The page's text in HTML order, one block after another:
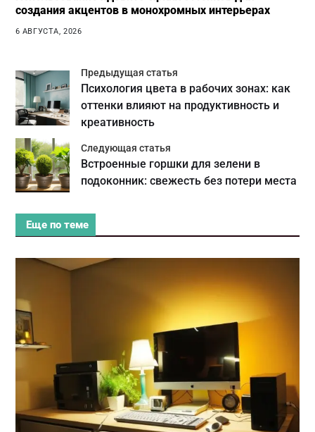
создания акцентов в монохромных интерьерах
6 АВГУСТА, 2026
Предыдущая статья
Психология цвета в рабочих зонах: как
оттенки влияют на продуктивность и
креативность
Следующая статья
Встроенные горшки для зелени в
подоконник: свежесть без потери места
Еще по теме